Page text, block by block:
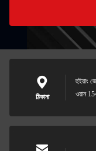
ঠিকানা
হুইয়াং
ওয়ান